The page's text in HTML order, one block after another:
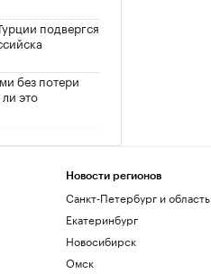
подвергся
без потери
это
еще
Новости регионов
Санкт-Петербург и область
Екатеринбург
Новосибирск
Омск